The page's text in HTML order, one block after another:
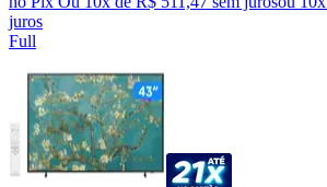
juros
Full